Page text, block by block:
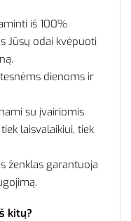
iš 100%
Jūsų odai kvėpuoti
dienoms ir
su įvairiomis
laisvalaikiui, tiek
ženklas garantuoja
kitų?